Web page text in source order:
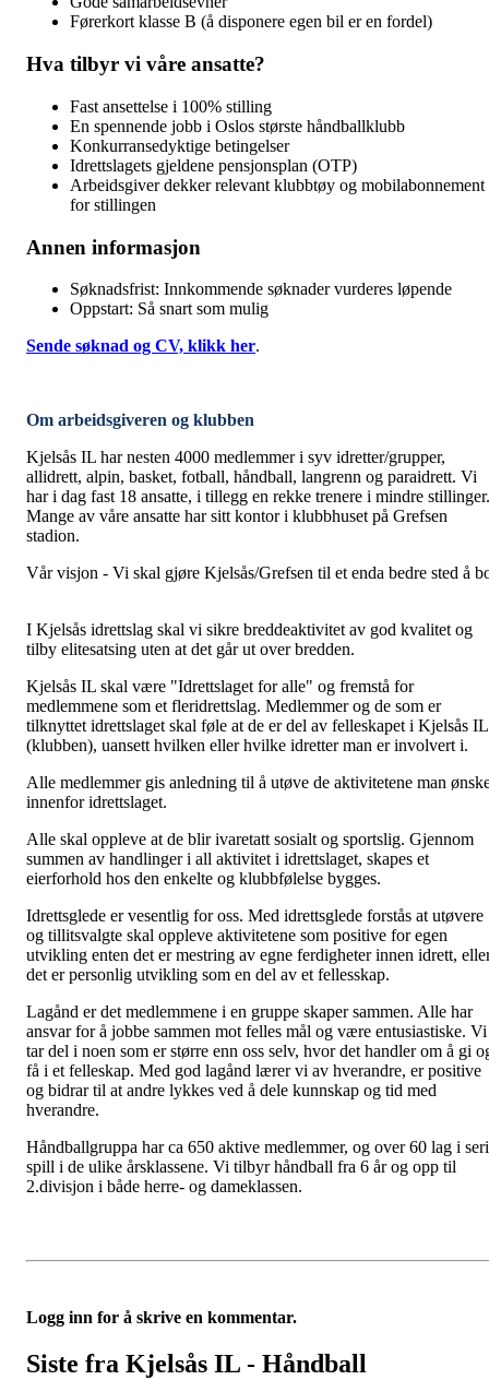
Førerkort klasse B (å disponere egen bil er en fordel)
Hva tilbyr vi våre ansatte?
Fast ansettelse i 100% stilling
En spennende jobb i Oslos største håndballklubb
Konkurransedyktige betingelser
Idrettslagets gjeldene pensjonsplan (OTP)
Arbeidsgiver dekker relevant klubbtøy og mobilabonnement
for stillingen
Annen informasjon
Søknadsfrist: Innkommende søknader vurderes løpende
Oppstart: Så snart som mulig
Sende søknad og CV, klikk her.
Om arbeidsgiveren og klubben
Kjelsås IL har nesten 4000 medlemmer i syv idretter/grupper,
allidrett, alpin, basket, fotball, håndball, langrenn og paraidrett. Vi
har i dag fast 18 ansatte, i tillegg en rekke trenere i mindre stillinger.
Mange av våre ansatte har sitt kontor i klubbhuset på Grefsen
stadion.
Vår visjon - Vi skal gjøre Kjelsås/Grefsen til et enda bedre sted å
I Kjelsås idrettslag skal vi sikre breddeaktivitet av god kvalitet og
tilby elitesatsing uten at det går ut over bredden.
Kjelsås IL skal være "Idrettslaget for alle" og fremstå for
medlemmene som et fleridrettslag. Medlemmer og de som er
tilknyttet idrettslaget skal føle at de er del av felleskapet i Kjelsås IL
(klubben), uansett hvilken eller hvilke idretter man er involvert i.
Alle medlemmer gis anledning til å utøve de aktivitetene man
innenfor idrettslaget.
Alle skal oppleve at de blir ivaretatt sosialt og sportslig. Gjennom
summen av handlinger i all aktivitet i idrettslaget, skapes et
eierforhold hos den enkelte og klubbfølelse bygges.
Idrettsglede er vesentlig for oss. Med idrettsglede forstås at utøvere
og tillitsvalgte skal oppleve aktivitetene som positive for egen
utvikling enten det er mestring av egne ferdigheter innen idrett,
det er personlig utvikling som en del av et fellesskap.
Lagånd er det medlemmene i en gruppe skaper sammen. Alle har
ansvar for å jobbe sammen mot felles mål og være entusiastiske. Vi
tar del i noen som er større enn oss selv, hvor det handler om å gi
få i et felleskap. Med god lagånd lærer vi av hverandre, er positive
og bidrar til at andre lykkes ved å dele kunnskap og tid med
hverandre.
Håndballgruppa har ca 650 aktive medlemmer, og over 60 lag i
spill i de ulike årsklassene. Vi tilbyr håndball fra 6 år og opp til
2.divisjon i både herre- og dameklassen.
Logg inn for å skrive en kommentar.
Siste fra Kjelsås IL - Håndball